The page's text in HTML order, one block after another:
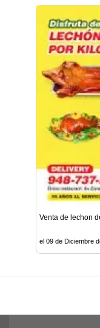
Venta de lechon
el 09 de Diciembre